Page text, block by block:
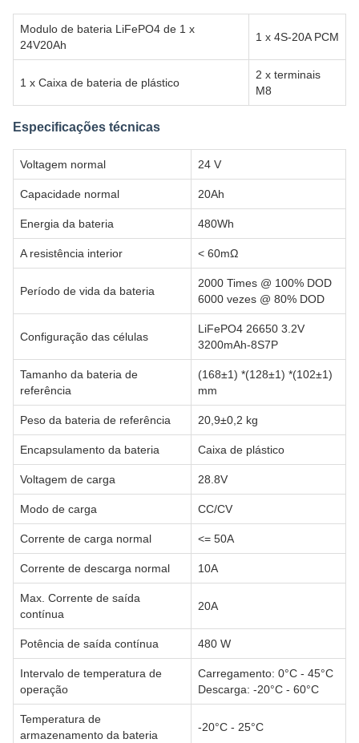
Modulo de bateria LiFePO4 de 1 x
24V20Ah
1 x 4S-20A PCM
1 x Caixa de bateria de plástico
2 x terminais
M8
Especificações técnicas
Voltagem normal 24 V
Capacidade normal 20Ah
Energia da bateria 480Wh
A resistência interior < 60mΩ
Período de vida da bateria
2000 Times @ 100% DOD
6000 vezes @ 80% DOD
Configuração das células
LiFePO4 26650 3.2V
3200mAh-8S7P
Tamanho da bateria de
referência
(168±1) *(128±1) *(102±1)
mm
Peso da bateria de referência 20,9±0,2 kg
Encapsulamento da bateria Caixa de plástico
Voltagem de carga 28.8V
Modo de carga CC/CV
Corrente de carga normal <= 50A
Corrente de descarga normal 10A
Max. Corrente de saída
contínua
20A
Potência de saída contínua 480 W
Intervalo de temperatura de
operação
Carregamento: 0°C - 45°C
Descarga: -20°C - 60°C
Temperatura de
armazenamento da bateria
-20°C - 25°C